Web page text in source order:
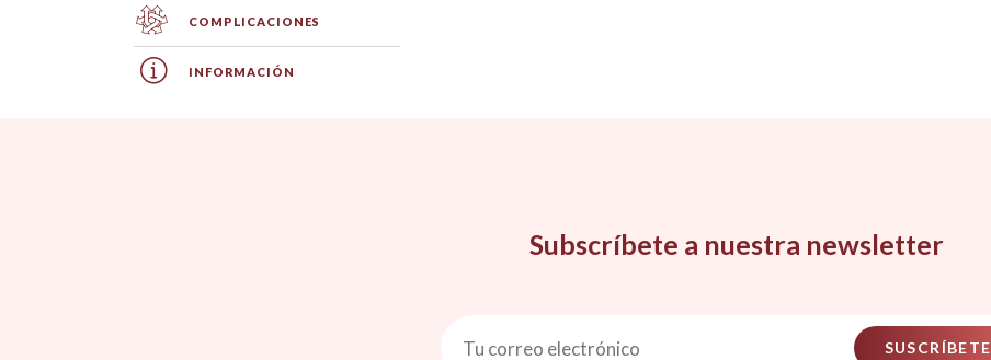
COMPLICACIONES
INFORMACIÓN
Subscríbete a nuestra newsletter
SUSCRÍBETE